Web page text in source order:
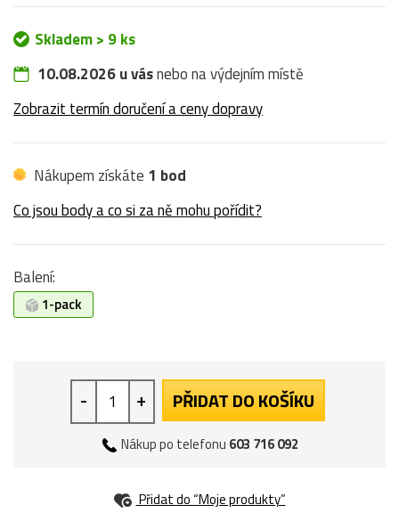
Skladem > 9 ks
10.08.2026 u vásnebo na výdejním místě
Zobrazit termín doručení a ceny dopravy
Nákupem získáte 1 bod
Co jsou body a co si za ně mohu pořídit?
Balení:
1-pack
- + PŘIDAT DO KOŠÍKU
Nákup po telefonu 603 716 092
Přidat do “Moje produkty”